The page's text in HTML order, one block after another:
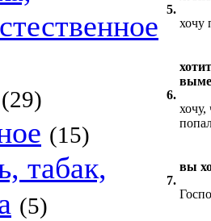
(29)
(15)
табак,
(5)
5.
хочу
6.
7.
вы